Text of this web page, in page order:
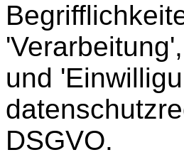
und
DSGVO.